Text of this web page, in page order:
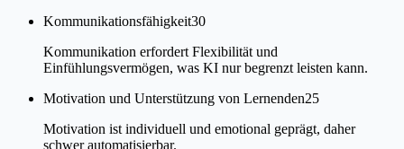
Kommunikationsfähigkeit30
Kommunikation erfordert Flexibilität und
Einfühlungsvermögen, was KI nur begrenzt leisten kann.
Motivation und Unterstützung von Lernenden25
Motivation ist individuell und emotional geprägt, daher
schwer automatisierbar.